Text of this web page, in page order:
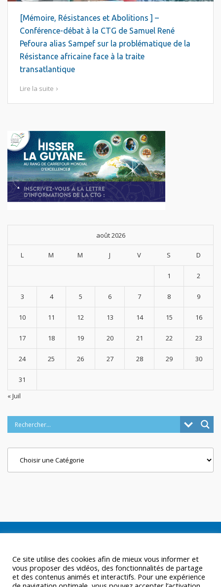
[Mémoire, Résistances et Abolitions ] –
Conférence-débat à la CTG de Samuel René
Pefoura alias Sampef sur la problématique de la
Résistance africaine face à la traite
transatlantique
Lire la suite
août 2026
L M M J V S D
1 2
3 4 5 6 7 8 9
10 11 12 13 14 15 16
17 18 19 20 21 22 23
24 25 26 27 28 29 30
31
« Juil
Ce site utilise des cookies afin de mieux vous informer et
vous proposer des vidéos, des fonctionnalités de partage
et des contenus animés et interactifs. Pour une expérience